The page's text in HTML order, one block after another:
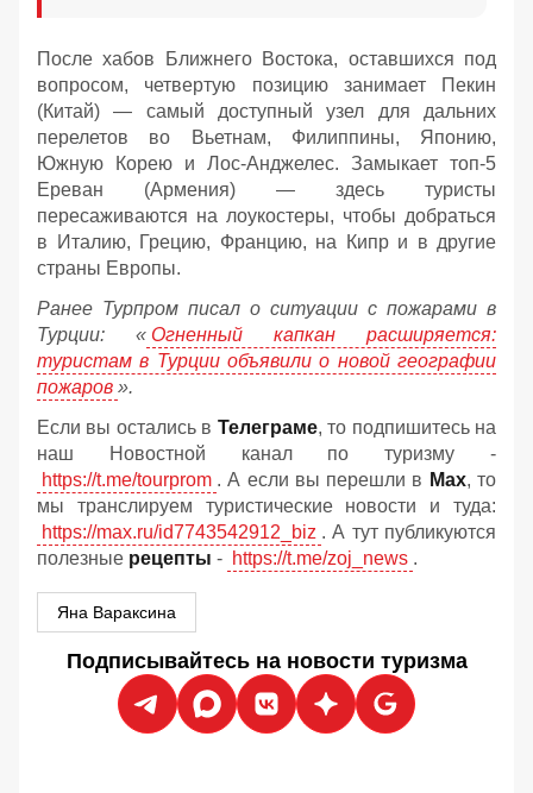
После хабов Ближнего Востока, оставшихся под
вопросом, четвертую позицию занимает Пекин
(Китай) — самый доступный узел для дальних
перелетов во Вьетнам, Филиппины, Японию,
Южную Корею и Лос-Анджелес. Замыкает топ-5
Ереван (Армения) — здесь туристы
пересаживаются на лоукостеры, чтобы добраться
в Италию, Грецию, Францию, на Кипр и в другие
страны Европы.
Ранее Турпром писал о ситуации с пожарами в
Турции: « Огненный капкан расширяется:
туристам в Турции объявили о новой географии
пожаров ».
Если вы остались в Телеграме, то подпишитесь на
наш Новостной канал по туризму -
https://t.me/tourprom . А если вы перешли в Мах, то
мы транслируем туристические новости и туда:
https://max.ru/id7743542912_biz . А тут публикуются
полезные рецепты - https://t.me/zoj_news .
Яна Вараксина
Подписывайтесь на новости туризма